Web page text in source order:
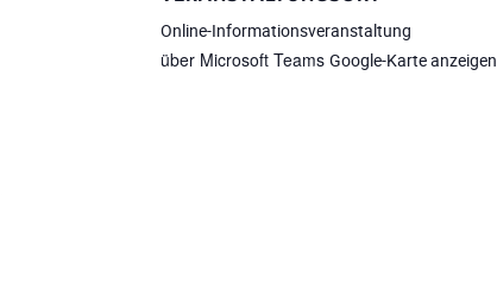
Online-Informationsveranstaltung
über Microsoft Teams Google-Karte anzeigen